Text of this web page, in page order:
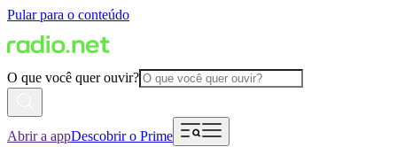
Pular para o conteúdo
O que você quer ouvir?
Abrir a appDescobrir o Prime